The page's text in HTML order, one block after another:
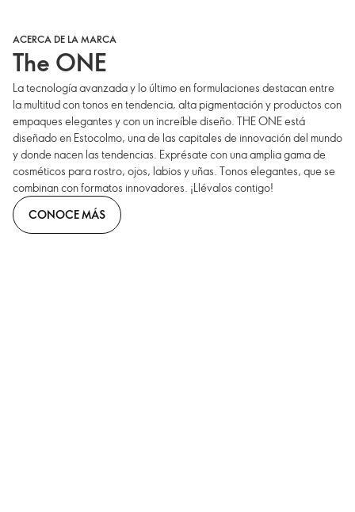
ACERCA DE LA MARCA
The ONE
La tecnología avanzada y lo último en formulaciones destacan entre
la multitud con tonos en tendencia, alta pigmentación y productos con
empaques elegantes y con un increíble diseño. THE ONE está
diseñado en Estocolmo, una de las capitales de innovación del mundo
y donde nacen las tendencias. Exprésate con una amplia gama de
cosméticos para rostro, ojos, labios y uñas. Tonos elegantes, que se
combinan con formatos innovadores. ¡Llévalos contigo!
CONOCE MÁS